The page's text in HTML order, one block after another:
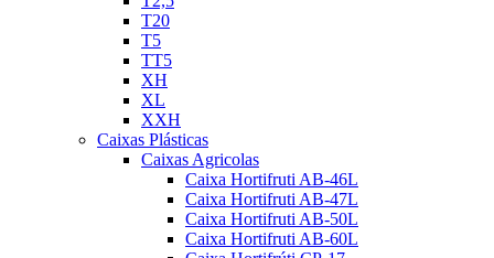
T20
T5
TT5
XH
XL
XXH
Caixas Plásticas
Caixas Agricolas
Caixa Hortifruti AB-46L
Caixa Hortifruti AB-47L
Caixa Hortifruti AB-50L
Caixa Hortifruti AB-60L